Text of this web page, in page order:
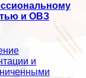
и ОВЗ
и